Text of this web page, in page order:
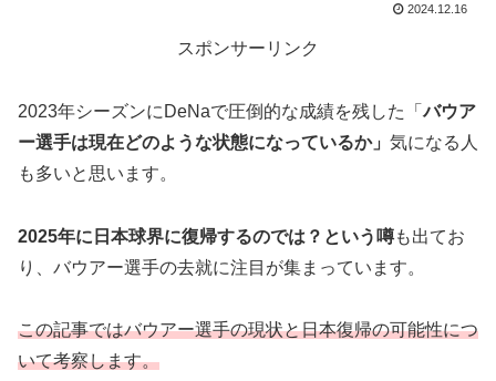
2024.12.16
スポンサーリンク
2023年シーズンにDeNaで圧倒的な成績を残した「バウア
ー選手は現在どのような状態になっているか」 気になる人
も多いと思います。
2025年に日本球界に復帰するのでは？という噂も出てお
り、バウアー選手の去就に注目が集まっています。
この記事ではバウアー選手の現状と日本復帰の可能性につ
いて考察します。